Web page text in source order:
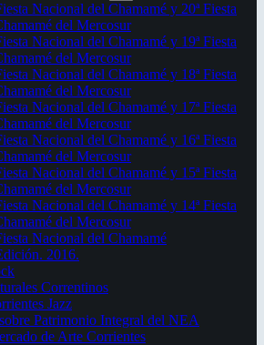
Nacional del Chamamé y 20ª Fiesta
del Mercosur
Nacional del Chamamé y 19ª Fiesta
del Mercosur
Nacional del Chamamé y 18ª Fiesta
del Mercosur
Nacional del Chamamé y 17ª Fiesta
del Mercosur
Nacional del Chamamé y 16ª Fiesta
del Mercosur
Nacional del Chamamé y 15ª Fiesta
del Mercosur
Nacional del Chamamé y 14ª Fiesta
del Mercosur
Nacional del Chamamé
2016.
Correntinos
Jazz
Patrimonio Integral del NEA
de Arte Corrientes